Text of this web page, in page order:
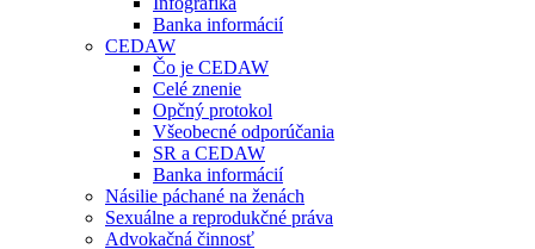
Banka informácií
CEDAW
Čo je CEDAW
Celé znenie
Opčný protokol
Všeobecné odporúčania
SR a CEDAW
Banka informácií
Násilie páchané na ženách
Sexuálne a reprodukčné práva
Advokačná činnosť